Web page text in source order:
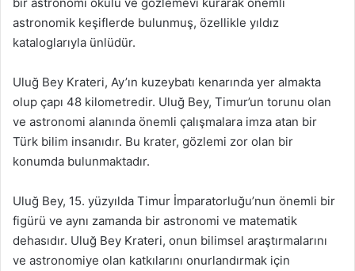
astronomik keşiflerde bulunmuş, özellikle yıldız
kataloglarıyla ünlüdür.
Uluğ Bey Krateri, Ay’ın kuzeybatı kenarında yer almakta
olup çapı 48 kilometredir. Uluğ Bey, Timur’un torunu olan
ve astronomi alanında önemli çalışmalara imza atan bir
Türk bilim insanıdır. Bu krater, gözlemi zor olan bir
konumda bulunmaktadır.
Uluğ Bey, 15. yüzyılda Timur İmparatorluğu’nun önemli bir
figürü ve aynı zamanda bir astronomi ve matematik
dehasıdır. Uluğ Bey Krateri, onun bilimsel araştırmalarını
ve astronomiye olan katkılarını onurlandırmak için